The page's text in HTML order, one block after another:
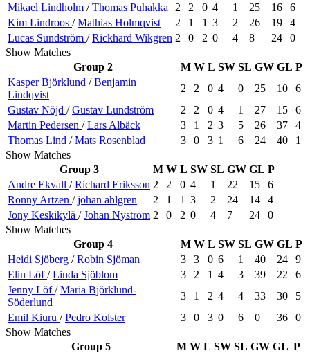
Mikael Lindholm /Thomas Puhakka 2 2 0 4 1 25 16
6
Kim Lindroos /Mathias Holmqvist 2 1 1 3 2 26 19
4
Lucas Sundström /Rickhard Wikgren 2 0 2 0 4 8 24
0
Show Matches
Group 2
M W L SW SL GW GL P
Kasper Björklund /Benjamin
Lindqvist
2 2 0 4 0 25 10
6
Gustav Nöjd /Gustav Lundström 2 2 0 4 1 27 15
6
Martin Pedersen /Lars Albäck 3 1 2 3 5 26 37
4
Thomas Lind /Mats Rosenblad 3 0 3 1 6 24 40
1
Show Matches
Group 3
M W L SW SL GW GL P
Andre Ekvall /Richard Eriksson 2 2 0 4 1 22 15
6
Ronny Artzen /johan ahlgren 2 1 1 3 2 24 14
4
Jony Keskikylä /Johan Nyström 2 0 2 0 4 7 24
0
Show Matches
Group 4
M W L SW SL GW GL P
Heidi Sjöberg /Robin Sjöman 3 3 0 6 1 40 24
9
Elin Löf /Linda Sjöblom 3 2 1 4 3 39 22
6
Jenny Löf /Maria Björklund-
Söderlund
3 1 2 4 4 33 30
5
Emil Kiuru /Pedro Kolster 3 0 3 0 6 0 36
0
Show Matches
Group 5
M W L SW SL GW GL P